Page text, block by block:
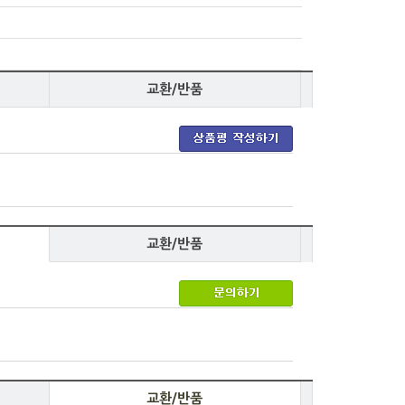
교환/반품
교환/반품
교환/반품